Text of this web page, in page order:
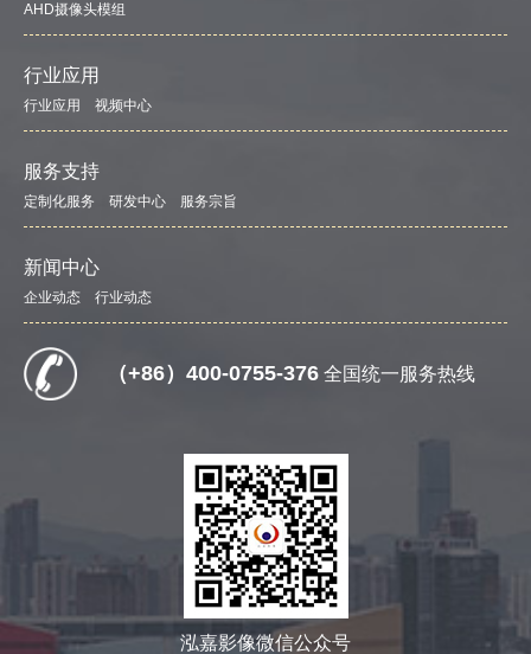
AHD摄像头模组
行业应用
行业应用 视频中心
服务支持
定制化服务 研发中心 服务宗旨
新闻中心
企业动态 行业动态
（+86）400-0755-376 全国统一服务热线
泓嘉影像微信公众号